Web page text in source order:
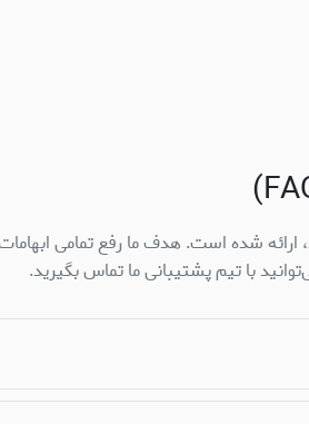
شده است. هدف ما رفع تمامی
با تیم پشتیبانی ما تماس بگیرید.